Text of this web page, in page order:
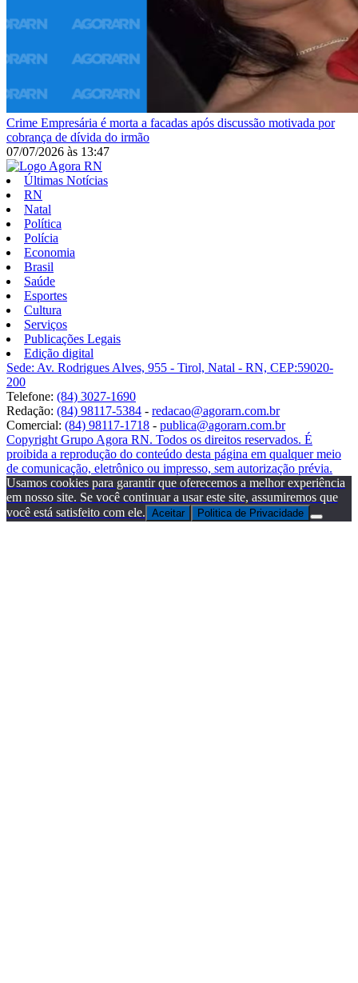
Crime Empresária é morta a facadas após discussão motivada por
cobrança de dívida do irmão
07/07/2026 às 13:47
Últimas Notícias
RN
Natal
Política
Polícia
Economia
Brasil
Saúde
Esportes
Cultura
Serviços
Publicações Legais
Edição digital
Sede: Av. Rodrigues Alves, 955 - Tirol, Natal - RN, CEP:59020-
200
Telefone: (84) 3027-1690
Redação: (84) 98117-5384 - redacao@agorarn.com.br
Comercial: (84) 98117-1718 - publica@agorarn.com.br
Copyright Grupo Agora RN. Todos os direitos reservados. É
proibida a reprodução do conteúdo desta página em qualquer meio
de comunicação, eletrônico ou impresso, sem autorização prévia.
Usamos cookies para garantir que oferecemos a melhor experiência
em nosso site. Se você continuar a usar este site, assumiremos que
você está satisfeito com ele. Aceitar Politica de Privacidade